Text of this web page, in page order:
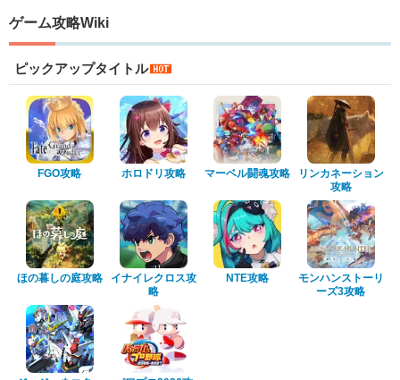
ゲーム攻略Wiki
ピックアップタイトル
FGO攻略 ホロドリ攻略 マーベル闘魂攻略
リンカネーション
攻略
ほの暮しの庭攻略
イナイレクロス攻
略
NTE攻略
モンハンストーリ
ーズ3攻略